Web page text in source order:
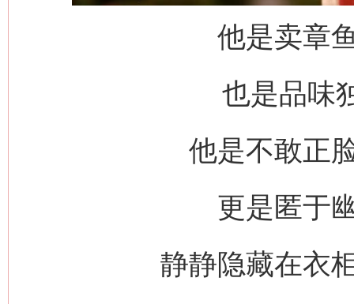
他是卖章
也是品味
他是不敢正
更是匿于
静静隐藏在衣